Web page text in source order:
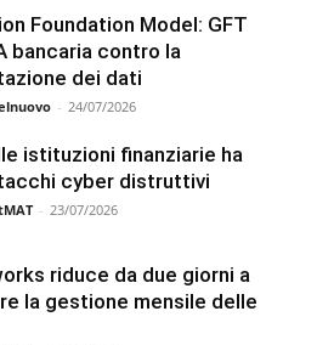
Foundation Model: GFT
bancaria contro la
dei dati
- 24/07/2026
istituzioni finanziarie ha
cyber distruttivi
- 23/07/2026
riduce da due giorni a
la gestione mensile delle